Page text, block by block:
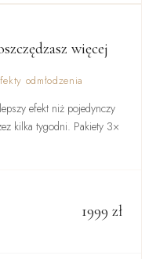
więcej
odmłodzenia
efekt niż pojedynczy
kilka tygodni. Pakiety 3×
1999 zł